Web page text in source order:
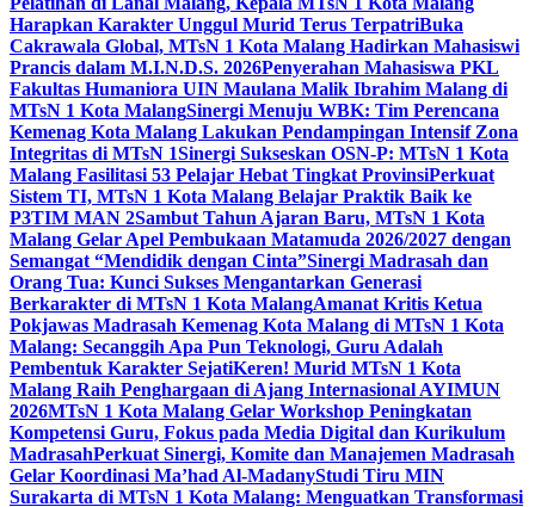
Harapkan Karakter Unggul Murid Terus TerpatriBuka
Cakrawala Global, MTsN 1 Kota Malang Hadirkan Mahasiswi
Prancis dalam M.I.N.D.S. 2026Penyerahan Mahasiswa PKL
Fakultas Humaniora UIN Maulana Malik Ibrahim Malang di
MTsN 1 Kota MalangSinergi Menuju WBK: Tim Perencana
Kemenag Kota Malang Lakukan Pendampingan Intensif Zona
Integritas di MTsN 1Sinergi Sukseskan OSN-P: MTsN 1 Kota
Malang Fasilitasi 53 Pelajar Hebat Tingkat ProvinsiPerkuat
Sistem TI, MTsN 1 Kota Malang Belajar Praktik Baik ke
P3TIM MAN 2Sambut Tahun Ajaran Baru, MTsN 1 Kota
Malang Gelar Apel Pembukaan Matamuda 2026/2027 dengan
Semangat “Mendidik dengan Cinta”Sinergi Madrasah dan
Orang Tua: Kunci Sukses Mengantarkan Generasi
Berkarakter di MTsN 1 Kota MalangAmanat Kritis Ketua
Pokjawas Madrasah Kemenag Kota Malang di MTsN 1 Kota
Malang: Secanggih Apa Pun Teknologi, Guru Adalah
Pembentuk Karakter SejatiKeren! Murid MTsN 1 Kota
Malang Raih Penghargaan di Ajang Internasional AYIMUN
2026MTsN 1 Kota Malang Gelar Workshop Peningkatan
Kompetensi Guru, Fokus pada Media Digital dan Kurikulum
MadrasahPerkuat Sinergi, Komite dan Manajemen Madrasah
Gelar Koordinasi Ma’had Al-MadanyStudi Tiru MIN
Surakarta di MTsN 1 Kota Malang: Menguatkan Transformasi